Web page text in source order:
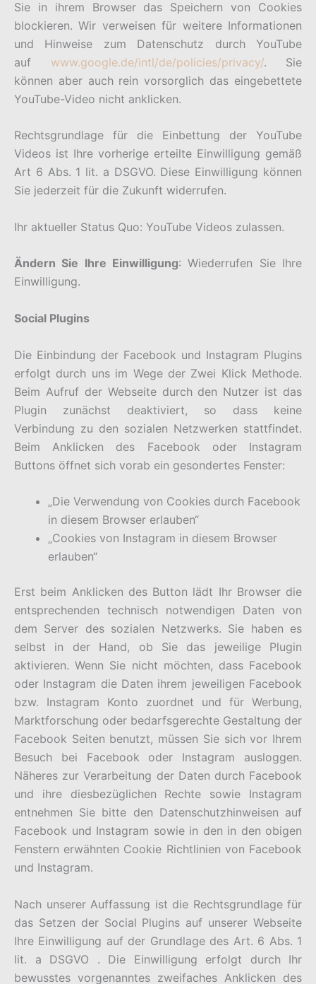
Sie in ihrem Browser das Speichern von Cookies
blockieren. Wir verweisen für weitere Informationen
und Hinweise zum Datenschutz durch YouTube
auf www.google.de/intl/de/policies/privacy/. Sie
können aber auch rein vorsorglich das eingebettete
YouTube-Video nicht anklicken.
Rechtsgrundlage für die Einbettung der YouTube
Videos ist Ihre vorherige erteilte Einwilligung gemäß
Art 6 Abs. 1 lit. a DSGVO. Diese Einwilligung können
Sie jederzeit für die Zukunft widerrufen.
Ihr aktueller Status Quo: YouTube Videos zulassen.
Ändern Sie Ihre Einwilligung: Wiederrufen Sie Ihre
Einwilligung.
Social Plugins
Die Einbindung der Facebook und Instagram Plugins
erfolgt durch uns im Wege der Zwei Klick Methode.
Beim Aufruf der Webseite durch den Nutzer ist das
Plugin zunächst deaktiviert, so dass keine
Verbindung zu den sozialen Netzwerken stattfindet.
Beim Anklicken des Facebook oder Instagram
Buttons öffnet sich vorab ein gesondertes Fenster:
„Die Verwendung von Cookies durch Facebook
in diesem Browser erlauben“
„Cookies von Instagram in diesem Browser
erlauben“
Erst beim Anklicken des Button lädt Ihr Browser die
entsprechenden technisch notwendigen Daten von
dem Server des sozialen Netzwerks. Sie haben es
selbst in der Hand, ob Sie das jeweilige Plugin
aktivieren. Wenn Sie nicht möchten, dass Facebook
oder Instagram die Daten ihrem jeweiligen Facebook
bzw. Instagram Konto zuordnet und für Werbung,
Marktforschung oder bedarfsgerechte Gestaltung der
Facebook Seiten benutzt, müssen Sie sich vor Ihrem
Besuch bei Facebook oder Instagram ausloggen.
Näheres zur Verarbeitung der Daten durch Facebook
und ihre diesbezüglichen Rechte sowie Instagram
entnehmen Sie bitte den Datenschutzhinweisen auf
Facebook und Instagram sowie in den in den obigen
Fenstern erwähnten Cookie Richtlinien von Facebook
und Instagram.
Nach unserer Auffassung ist die Rechtsgrundlage für
das Setzen der Social Plugins auf unserer Webseite
Ihre Einwilligung auf der Grundlage des Art. 6 Abs. 1
lit. a DSGVO . Die Einwilligung erfolgt durch Ihr
bewusstes vorgenanntes zweifaches Anklicken des